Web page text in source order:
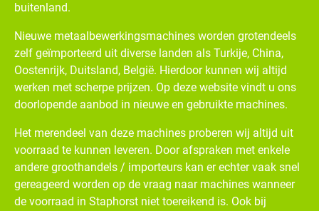
buitenland.
Nieuwe metaalbewerkingsmachines worden grotendeels
zelf geïmporteerd uit diverse landen als Turkije, China,
Oostenrijk, Duitsland, België. Hierdoor kunnen wij altijd
werken met scherpe prijzen. Op deze website vindt u ons
doorlopende aanbod in nieuwe en gebruikte machines.
Het merendeel van deze machines proberen wij altijd uit
voorraad te kunnen leveren. Door afspraken met enkele
andere groothandels / importeurs kan er echter vaak snel
gereageerd worden op de vraag naar machines wanneer
de voorraad in Staphorst niet toereikend is. Ook bij